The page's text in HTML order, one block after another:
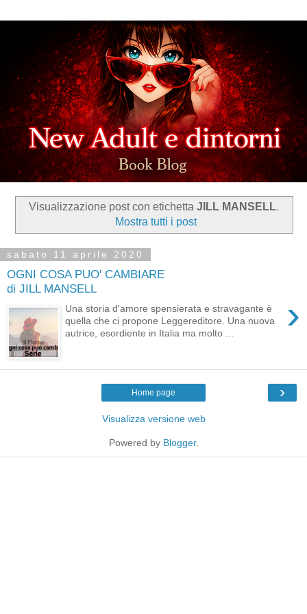
Visualizzazione post con etichetta JILL MANSELL.
Mostra tutti i post
sabato 11 aprile 2020
OGNI COSA PUO' CAMBIARE
di JILL MANSELL
›
Una storia d'amore spensierata e stravagante è
quella che ci propone Leggereditore. Una nuova
autrice, esordiente in Italia ma molto ...
›
Home page
Visualizza versione web
Powered by Blogger.